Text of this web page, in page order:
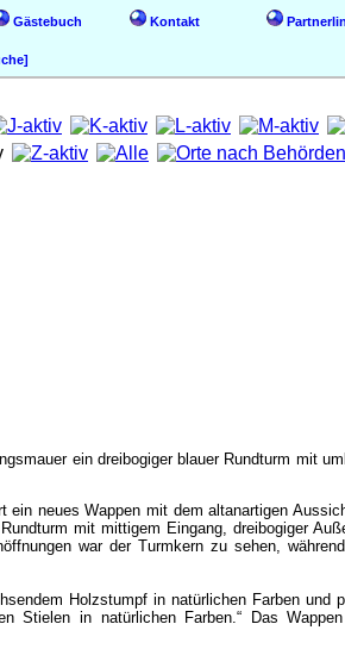
Gästebuch Kontakt
ein dreibogiger blauer Rundturm mit
neues Wappen mit dem altanartigen
mit mittigem Eingang, dreibogiger
war der Turmkern zu sehen,
Holzstumpf in natürlichen Farben und
Stielen in natürlichen Farben.“ Das